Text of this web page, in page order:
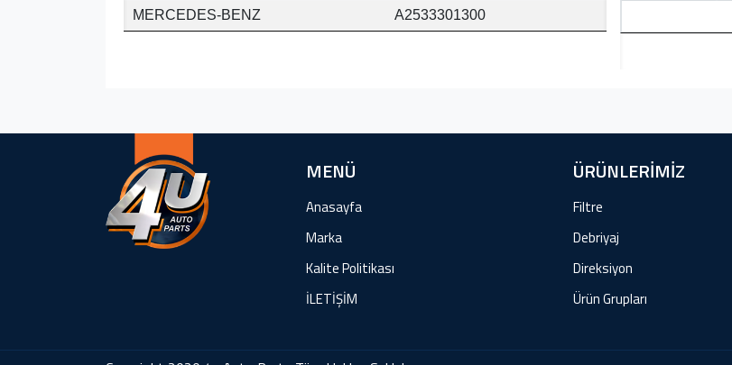
MERCEDES-BENZ A2533301300
MENÜ
Anasayfa
Marka
Kalite Politikası
İLETİŞİM
ÜRÜNLERİMİZ
Filtre
Debriyaj
Direksiyon
Ürün Grupları